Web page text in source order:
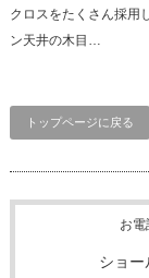
クロスをたくさん採用
ン天井の木目…
トップページに戻る
お
ショー